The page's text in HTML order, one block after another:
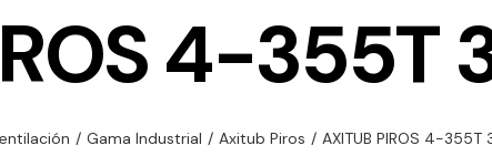
y
Ventilación
4-
/ Gama Industrial / Axitub Piros / AXITUB PIROS 4-